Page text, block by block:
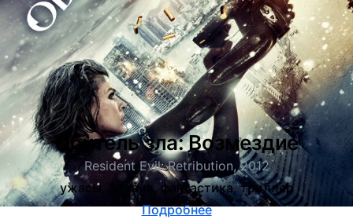
Обитель зла: Возмездие
Resident Evil: Retribution, 2012
ужасы, боевик, фантастика, триллер
Подробнее